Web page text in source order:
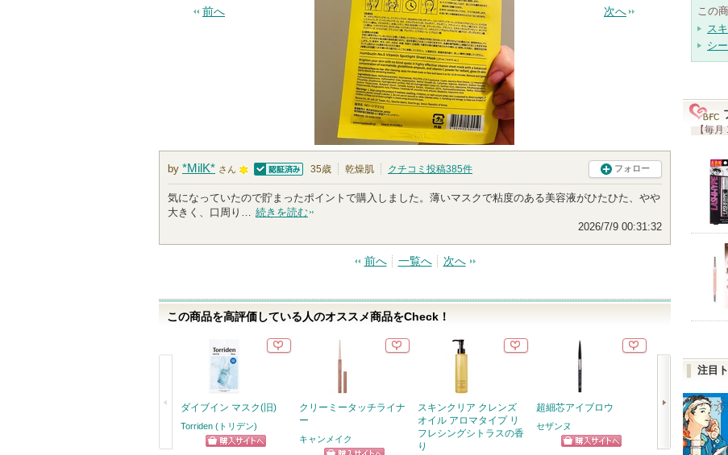
前へ 次へ
by *MilK* さん
1
0
0
メ
ン
入
認証済
35歳 乾燥肌 クチコミ投稿385件 フォロー
気になっていたので貯まったポイントで購入しました。薄いマスクで粘度のある美容液がひたひた、やや
大きく、口周り… 続きを読む
2026/7/9 00:31:32
前へ 一覧へ 次へ
この商品を高評価している人のオススメ商品をCheck！
ダイブイン マスク(旧)
Torriden (トリデン)
クリーミータッチライナ
ー
キャンメイク
スキンクリア クレンズ
オイル アロマタイプ リ
フレシングシトラスの香
り
超細芯アイブロウ
セザンヌ
PDRN100ヒア
セラムマスク
Anuaからの
この
ス
シ
【毎
注目